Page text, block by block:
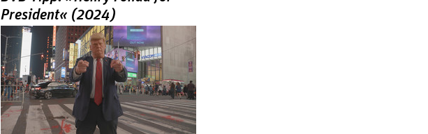
President« (2024)